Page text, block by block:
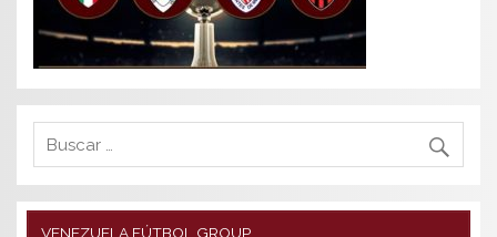
VENEZUELA FÚTBOL GROUP